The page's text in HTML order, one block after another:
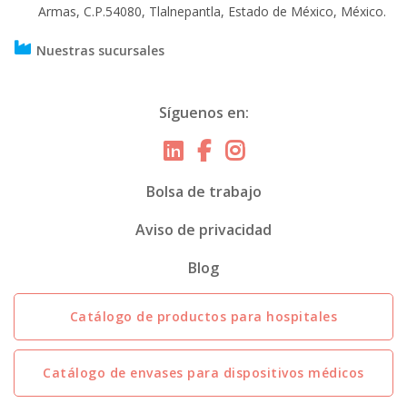
Armas, C.P.54080, Tlalnepantla, Estado de México, México.
Nuestras sucursales
Síguenos en:
Bolsa de trabajo
Aviso de privacidad
Blog
Catálogo de productos para hospitales
Catálogo de envases para dispositivos médicos